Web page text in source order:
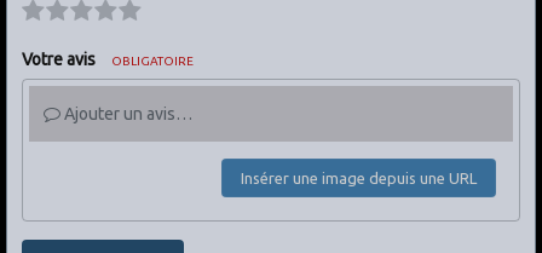
Votre avis OBLIGATOIRE
Ajouter un avis…
Insérer une image depuis une URL